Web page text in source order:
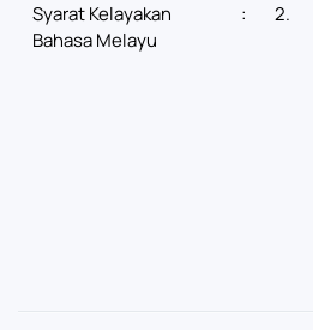
Syarat Kelayakan
Bahasa Melayu
: 2.